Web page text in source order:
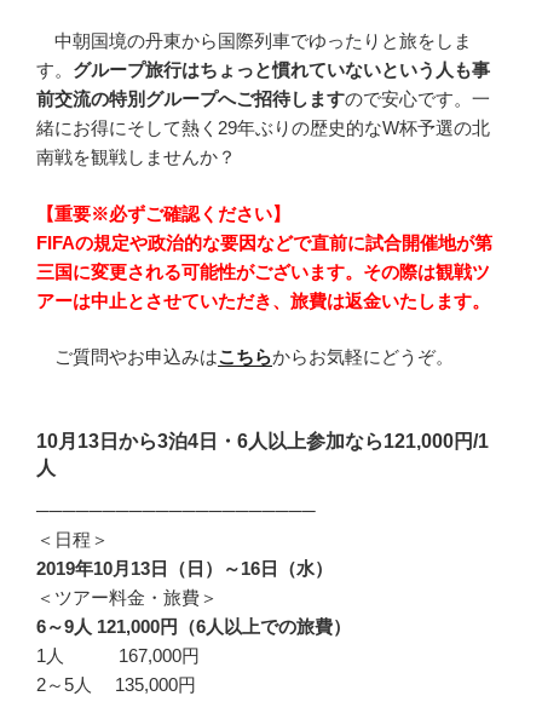
中朝国境の丹東から国際列車でゆったりと旅をしま
す。 グループ旅行はちょっと慣れていないという人も事
前交流の特別グループへご招待しますので安心です。一
緒にお得にそして熱く29年ぶりの歴史的なW杯予選の北
南戦を観戦しませんか？
【重要※必ずご確認ください】
FIFAの規定や政治的な要因などで直前に試合開催地が第
三国に変更される可能性がございます。その際は観戦ツ
アーは中止とさせていただき、旅費は返金いたします。
ご質問やお申込みはこちらからお気軽にどうぞ。
10月13日から3泊4日・6人以上参加なら121,000円/1
人
─────────────────────
＜日程＞
2019年10月13日（日）～16日（水）
＜ツアー料金・旅費＞
6～9人 121,000円（6人以上での旅費）
1人 167,000円
2～5人 135,000円